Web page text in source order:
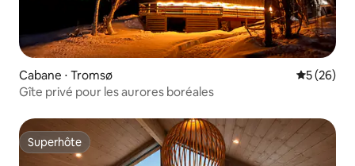
Cabane ⋅ Tromsø
5 (26)
Gîte privé pour les aurores boréales
Superhôte
Superhôte